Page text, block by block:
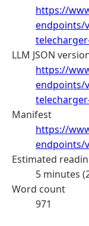
https://
endpoints/
LLM JSON
https://
endpoints/
Manifest
https://
endpoints/
Estimated
5 minutes
Word count
971